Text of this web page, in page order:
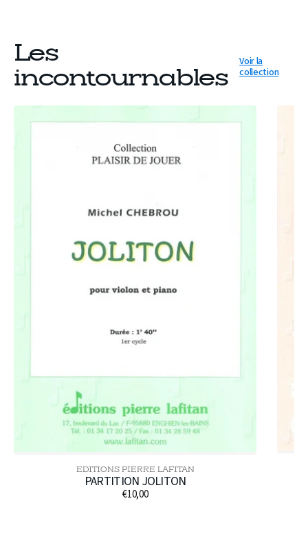
Les
incontournables
Voir la
collection
PARTITION
JOLITON
Distributeur :
EDITIONS PIERRE LAFITAN
PARTITION JOLITON
Prix
€10,00